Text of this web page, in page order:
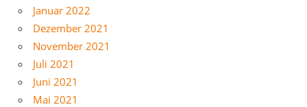
Januar 2022
Dezember 2021
November 2021
Juli 2021
Juni 2021
Mai 2021